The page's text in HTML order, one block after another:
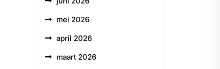
mei 2026
april 2026
maart 2026